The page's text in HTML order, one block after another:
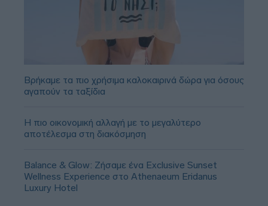
Βρήκαμε τα πιο χρήσιμα καλοκαιρινά δώρα για όσους
αγαπούν τα ταξίδια
Η πιο οικονομική αλλαγή με το μεγαλύτερο
αποτέλεσμα στη διακόσμηση
Balance & Glow: Ζήσαμε ένα Exclusive Sunset
Wellness Experience στο Athenaeum Eridanus
Luxury Hotel